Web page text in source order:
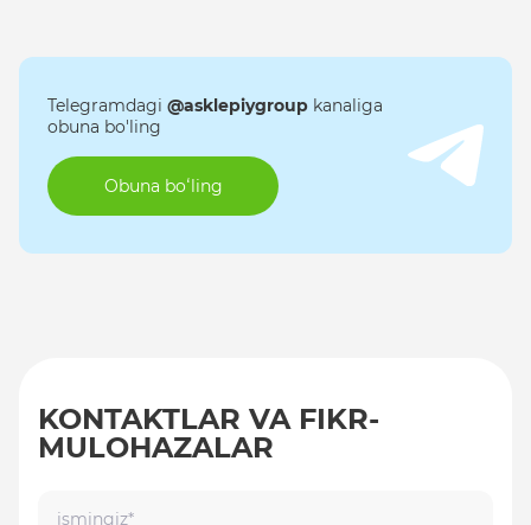
Telegramdagi @asklepiygroup kanaliga
obuna bo'ling
Obuna boʻling
KONTAKTLAR VA FIKR-
MULOHAZALAR